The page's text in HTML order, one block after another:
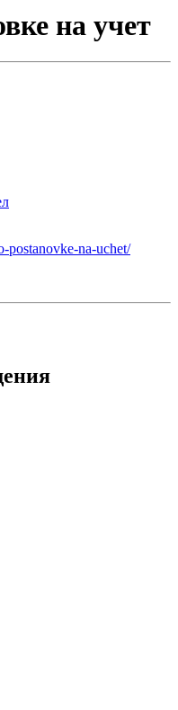
на учет
postanovke-na-uchet/